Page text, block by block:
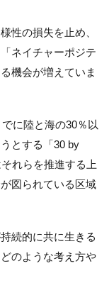
性の損失を止め、
ネイチャーポジテ
機会が増えていま
に陸と海の30％以
とする「30 by
れらを推進する上
図られている区域
続的に共に生きる
のような考え方や